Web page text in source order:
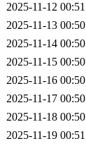
2025-11-12 00:51
2025-11-13 00:50
2025-11-14 00:50
2025-11-15 00:50
2025-11-16 00:50
2025-11-17 00:50
2025-11-18 00:50
2025-11-19 00:51